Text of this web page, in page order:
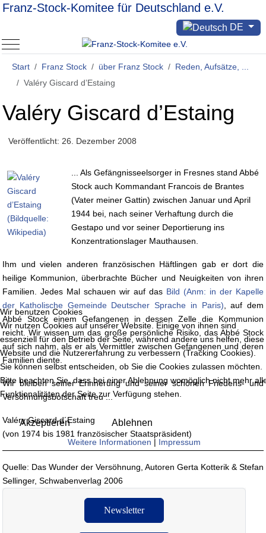
Franz-Stock-Komitee für Deutschland e.V.
Sprache auswählen
DE
Mobile Menu Toggle
Start Franz Stock über Franz Stock
Reden, Aufsätze, ...
Valéry Giscard d’Estaing
Valéry Giscard d’Estaing
Veröffentlicht: 26. Dezember 2008
... Als Gefängnisseelsorger in Fresnes stand Abbé
Stock auch Kommandant Francois de Brantes
(Vater meiner Gattin) zwischen Januar und April
1944 bei, nach seiner Verhaftung durch die
Gestapo und vor seiner Deportierung ins
Konzentrationslager Mauthausen.
Ihm und vielen anderen französischen Häftlingen gab er dort die
heilige Kommunion, überbrachte Bücher und Neuigkeiten von ihren
Familien. Jedes Mal schauen wir auf das Bild (Anm: in der Kapelle
der Katholische Gemeinde Deutscher Sprache in Paris) , auf dem
Abbé Stock einem Gefangenen in dessen Zelle die Kommunion
reicht. Wir wissen um das große persönliche Risiko, das Abbé Stock
auf sich nahm, als er als Vermittler zwischen Gefangenen und deren
Familien diente.
Wir bleiben seiner Erinnerung und seiner schönen Friedens- und
Versöhnungsbotschaft treu ...
Valéry Giscard d´Estaing
(von 1974 bis 1981 französischer Staatspräsident)
Quelle: Das Wunder der Versöhnung, Autoren Gerta Kotterik & Stefan
Sellinger, Schwabenverlag 2006
Newsletter
Wir benutzen Cookies
Wir nutzen Cookies auf unserer Website. Einige von ihnen sind
essenziell für den Betrieb der Seite, während andere uns helfen, diese
Website und die Nutzererfahrung zu verbessern (Tracking Cookies).
Sie können selbst entscheiden, ob Sie die Cookies zulassen möchten.
Bitte beachten Sie, dass bei einer Ablehnung womöglich nicht mehr
Funktionalitäten der Seite zur Verfügung stehen.
Akzeptieren Ablehnen
Weitere Informationen | Impressum